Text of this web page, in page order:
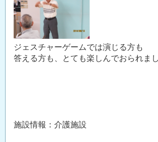
ジェスチャーゲームでは演じる方も
答える方も、とても楽しんでおられま
施設情報：介護施設